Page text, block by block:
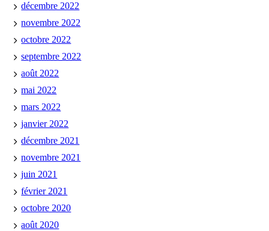
décembre 2022
novembre 2022
octobre 2022
septembre 2022
août 2022
mai 2022
mars 2022
janvier 2022
décembre 2021
novembre 2021
juin 2021
février 2021
octobre 2020
août 2020